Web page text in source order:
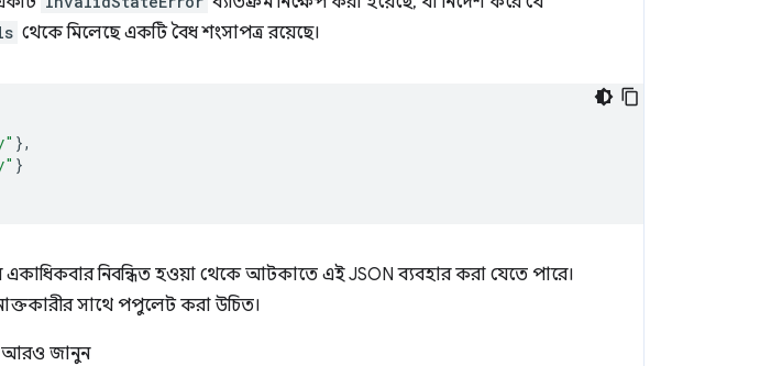
থেকে মিলেছে একটি বৈধ শংসাপত্র রয়েছে।
},
}
একাধিকবার নিবন্ধিত হওয়া থেকে আটকাতে এই JSON ব্যবহার করা যেতে পারে।
সাথে পপুলেট করা উচিত।
আরও জানুন